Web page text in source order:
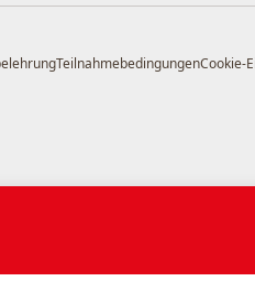
TeilnahmebedingungenCookie-